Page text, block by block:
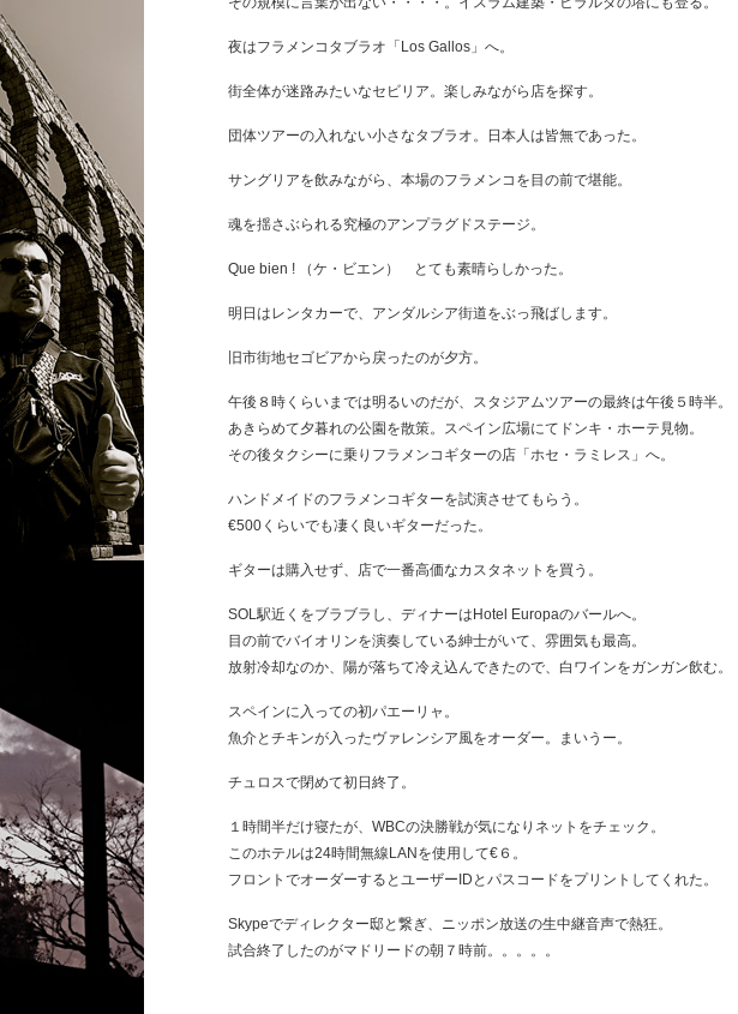
夜はフラメンコタブラオ「Los Gallos」へ。
街全体が迷路みたいなセビリア。楽しみながら店を探す。
団体ツアーの入れない小さなタブラオ。日本人は皆無であった。
サングリアを飲みながら、本場のフラメンコを目の前で堪能。
魂を揺さぶられる究極のアンプラグドステージ。
Que bien ! （ケ・ビエン） とても素晴らしかった。
明日はレンタカーで、アンダルシア街道をぶっ飛ばします。
旧市街地セゴビアから戻ったのが夕方。
午後８時くらいまでは明るいのだが、スタジアムツアーの最終は午後５時半。
あきらめて夕暮れの公園を散策。スペイン広場にてドンキ・ホーテ見物。
その後タクシーに乗りフラメンコギターの店「ホセ・ラミレス」へ。
ハンドメイドのフラメンコギターを試演させてもらう。
€500くらいでも凄く良いギターだった。
ギターは購入せず、店で一番高価なカスタネットを買う。
SOL駅近くをブラブラし、ディナーはHotel Europaのバールへ。
目の前でバイオリンを演奏している紳士がいて、雰囲気も最高。
放射冷却なのか、陽が落ちて冷え込んできたので、白ワインをガンガン飲む。
スペインに入っての初パエーリャ。
魚介とチキンが入ったヴァレンシア風をオーダー。まいうー。
チュロスで閉めて初日終了。
１時間半だけ寝たが、WBCの決勝戦が気になりネットをチェック。
このホテルは24時間無線LANを使用して€６。
フロントでオーダーするとユーザーIDとパスコードをプリントしてくれた。
Skypeでディレクター邸と繋ぎ、ニッポン放送の生中継音声で熱狂。
試合終了したのがマドリードの朝７時前。。。。。